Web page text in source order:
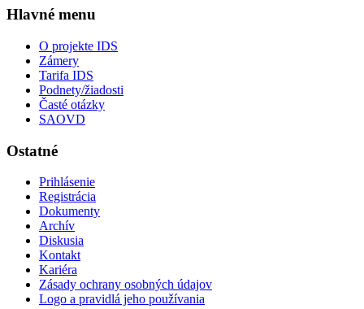
Hlavné menu
O projekte IDS
Zámery
Tarifa IDS
Podnety/žiadosti
Časté otázky
SAOVD
Ostatné
Prihlásenie
Registrácia
Dokumenty
Archív
Diskusia
Kontakt
Kariéra
Zásady ochrany osobných údajov
Logo a pravidlá jeho používania